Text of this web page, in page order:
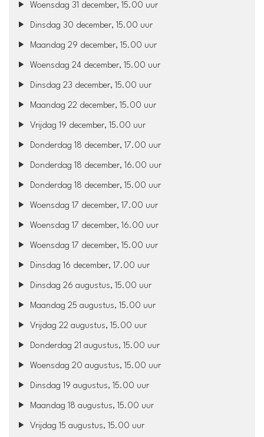
Woensdag 31 december, 15.00 uur
Dinsdag 30 december, 15.00 uur
Maandag 29 december, 15.00 uur
Woensdag 24 december, 15.00 uur
Dinsdag 23 december, 15.00 uur
Maandag 22 december, 15.00 uur
Vrijdag 19 december, 15.00 uur
Donderdag 18 december, 17.00 uur
Donderdag 18 december, 16.00 uur
Donderdag 18 december, 15.00 uur
Woensdag 17 december, 17.00 uur
Woensdag 17 december, 16.00 uur
Woensdag 17 december, 15.00 uur
Dinsdag 16 december, 17.00 uur
Dinsdag 26 augustus, 15.00 uur
Maandag 25 augustus, 15.00 uur
Vrijdag 22 augustus, 15.00 uur
Donderdag 21 augustus, 15.00 uur
Woensdag 20 augustus, 15.00 uur
Dinsdag 19 augustus, 15.00 uur
Maandag 18 augustus, 15.00 uur
Vrijdag 15 augustus, 15.00 uur